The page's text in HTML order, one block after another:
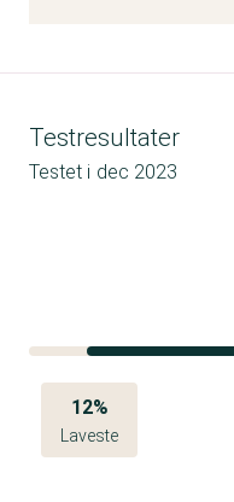
Testresultater
Testet i dec 2023
12%
Laveste